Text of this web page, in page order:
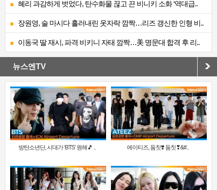
혜리 과감하게 벗었다, 탄수화물 끊고 끈 비니키 소화 ‘역대급..
장원영, 술 마시다 흘러내린 옷자락 깜짝…리즈 갱신한 인형 비..
이동국 딸 재시, 파격 비키니 자태 깜짝…美 명문대 합격 후 리..
뉴스엔TV
방탄소년단, 시대가 ‘BTS’ 원해🎵 .. 에이티즈, 둠칫❣️ 둠칫❣&#..